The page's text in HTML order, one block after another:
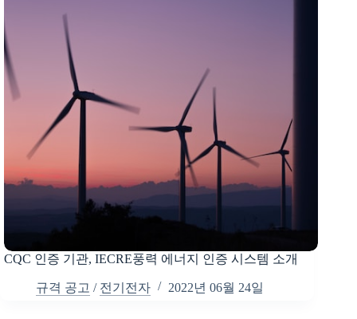
CQC 인증 기관, IECRE풍력 에너지 인증 시스템 소개
규격 공고 / 전기전자 2022년 06월 24일